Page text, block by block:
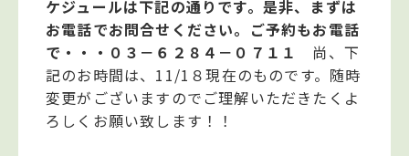
ケジュールは下記の通りです。是非、まずは
お電話でお問合せください。ご予約もお電話
で・・・０３－６２８４－０７１１
尚、下
記のお時間は、11/1８現在のものです。随時
変更がございますのでご理解いただきたくよ
ろしくお願い致します！！